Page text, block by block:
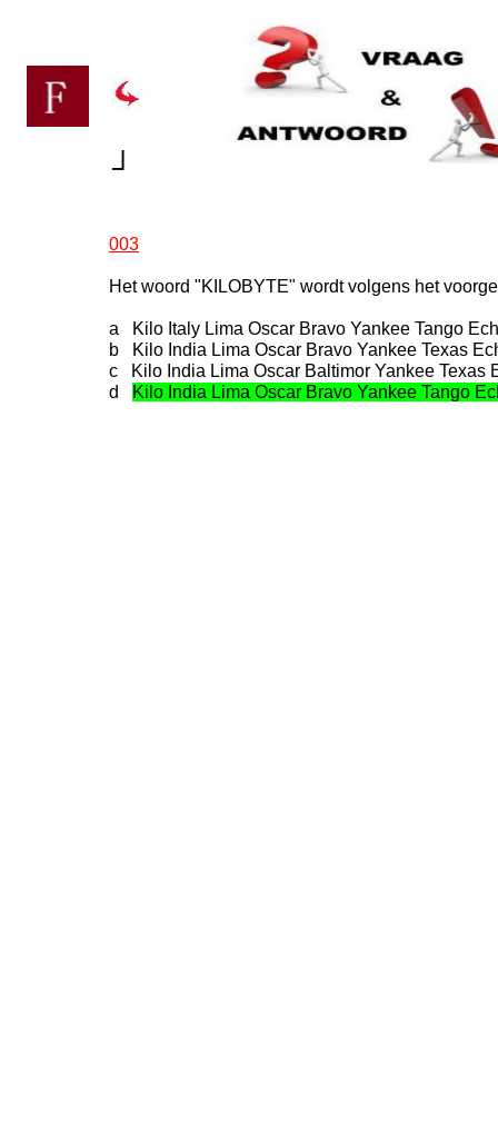
003
Het woord "KILOBYTE" wordt volgens het
a Kilo Italy Lima Oscar Bravo Yankee Tango
b Kilo India Lima Oscar Bravo Yankee Texas
c Kilo India Lima Oscar Baltimor Yankee Texas
d
Kilo India Lima Oscar Bravo Yankee Tango
┘